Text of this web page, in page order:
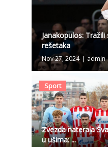
Janakopulos:
rešetaka
Nov 27, 2024 | admin
Sport
Zvezda naterala
u ušima: ...